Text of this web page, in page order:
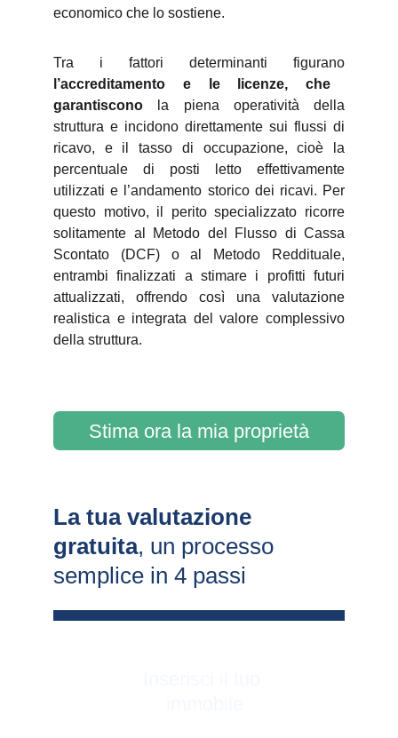
economico che lo sostiene.
Tra i fattori determinanti figurano
l’accreditamento e le licenze, che
garantiscono
la piena operatività della
struttura e incidono direttamente sui flussi di
ricavo, e il tasso di occupazione, cioè la
percentuale di posti letto effettivamente
utilizzati e l’andamento storico dei ricavi. Per
questo motivo, il perito specializzato ricorre
solitamente al Metodo del Flusso di Cassa
Scontato (DCF) o al Metodo Reddituale,
entrambi finalizzati a stimare i profitti futuri
attualizzati, offrendo così una valutazione
realistica e integrata del valore complessivo
della struttura.
Stima ora la mia proprietà
La tua valutazione
gratuita, un processo
semplice in 4 passi